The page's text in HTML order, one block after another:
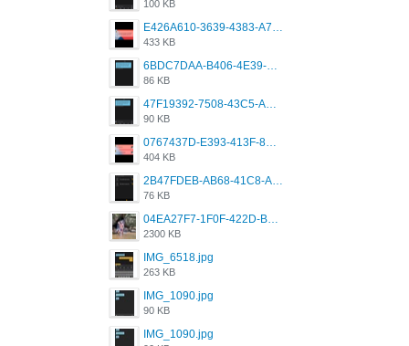
100 KB
E426A610-3639-4383-A7D7-C087D81557EF.png
433 KB
6BDC7DAA-B406-4E39-9CB1-07F90ABD4E77.png
86 KB
47F19392-7508-43C5-AB3A-B7CEF431CF8E.png
90 KB
0767437D-E393-413F-8E32-987A4133A001.png
404 KB
2B47FDEB-AB68-41C8-A80C-5E424F7D88C2.png
76 KB
04EA27F7-1F0F-422D-B5B0-BCC0C6A6CC83.jpeg
2300 KB
IMG_6518.jpg
263 KB
IMG_1090.jpg
90 KB
IMG_1090.jpg